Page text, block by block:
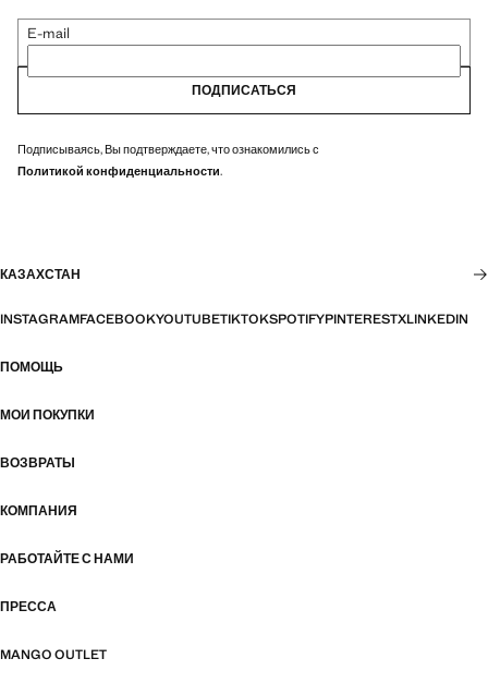
E-mail
ПОДПИСАТЬСЯ
Подписываясь, Вы подтверждаете, что ознакомились с
Политикой конфиденциальности.
КАЗАХСТАН
INSTAGRAMFACEBOOKYOUTUBETIKTOKSPOTIFYPINTERESTXLINKEDIN
ПОМОЩЬ
МОИ ПОКУПКИ
ВОЗВРАТЫ
КОМПАНИЯ
РАБОТАЙТЕ С НАМИ
ПРЕССА
MANGO OUTLET